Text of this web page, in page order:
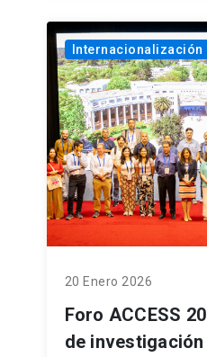
Internacionalización
20 Enero 2026
Foro ACCESS
de